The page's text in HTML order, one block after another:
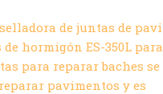
de juntas de
hormigón ES-350L para
para reparar baches se
pavimentos y es